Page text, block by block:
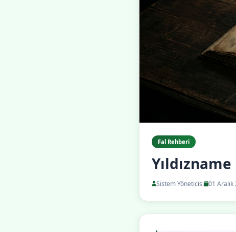
Fal Rehberi
Sistem Yöneticisi 01 Aralık